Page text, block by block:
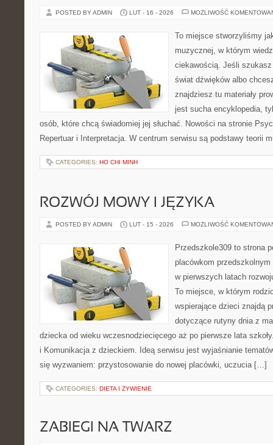
POSTED BY ADMIN LUT - 16 - 2026 MOŻLIWOŚĆ
To miejsce stworzyliśmy
muzycznej, w którym
ciekawością. Jeśli
świat dźwięków albo
znajdziesz tu materiały
jest sucha encyklopedia,
osób, które chcą świadomiej jej słuchać. Nowości na stronie
Repertuar i Interpretacja. W centrum serwisu są podstawy teorii
CATEGORIES: HO CHI MINH
ROZWÓJ MOWY I JĘZYKA
POSTED BY ADMIN LUT - 15 - 2026 MOŻLIWOŚĆ
Przedszkole309 to strona
placówkom
w pierwszych latach
To miejsce, w którym
wspierające dzieci znajdą
dotyczące rutyny dnia z
dziecka od wieku wczesnodziecięcego aż po pierwsze lata
i Komunikacja z dzieckiem. Ideą serwisu jest wyjaśnianie
się wyzwaniem: przystosowanie do nowej placówki, uczucia […]
CATEGORIES: DIETA I ŻYWIENIE
ZABIEGI NA TWARZ